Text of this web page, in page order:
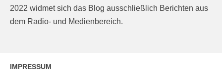
2022 widmet sich das Blog ausschließlich Berichten aus
dem Radio- und Medienbereich.
IMPRESSUM